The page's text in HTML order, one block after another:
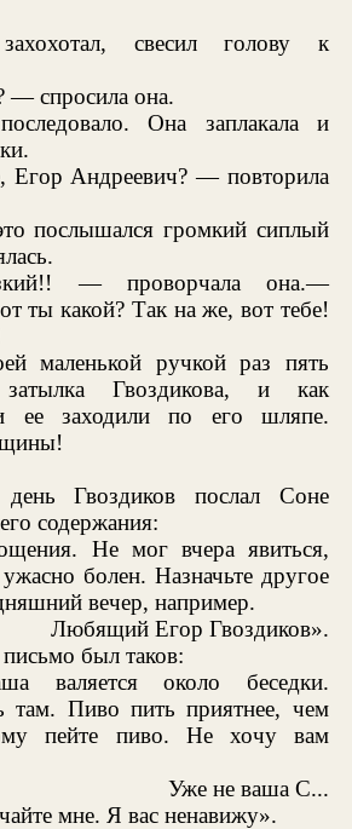
свесил голову к
спросила она.
Она заплакала и
Андреевич? — повторила
послышался громкий сиплый
— проворчала она.—
ты какой? Так на же, вот тебе!
маленькой ручкой раз пять
Гвоздикова, и как
ее заходили по его шляпе.
Гвоздиков послал Соне
содержания:
Не мог вчера явиться,
болен. Назначьте другое
вечер, например.
Любящий Егор Гвоздиков».
был таков:
валяется около беседки.
там. Пиво пить приятнее, чем
пейте пиво. Не хочу вам
Уже не ваша С...
мне. Я вас ненавижу».